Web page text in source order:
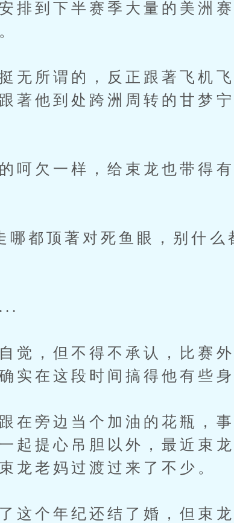
排到下半赛季大量的美洲
无所谓的，反正跟著飞机
著他到处跨洲周转的甘梦
呵欠一样，给束龙也带得
哪都顶著对死鱼眼，别什么
觉，但不得不承认，比赛
实在这段时间搞得他有些身
在旁边当个加油的花瓶，
起提心吊胆以外，最近束
龙老妈过渡过来了不少。
这个年纪还结了婚，但束